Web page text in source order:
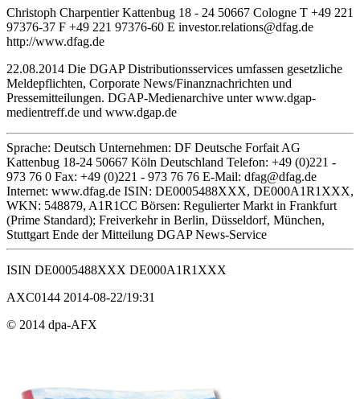
Christoph Charpentier Kattenbug 18 - 24 50667 Cologne T +49 221
97376-37 F +49 221 97376-60 E investor.relations@dfag.de
http://www.dfag.de
22.08.2014 Die DGAP Distributionsservices umfassen gesetzliche
Meldepflichten, Corporate News/Finanznachrichten und
Pressemitteilungen. DGAP-Medienarchive unter www.dgap-
medientreff.de und www.dgap.de
Sprache: Deutsch Unternehmen: DF Deutsche Forfait AG
Kattenbug 18-24 50667 Köln Deutschland Telefon: +49 (0)221 -
973 76 0 Fax: +49 (0)221 - 973 76 76 E-Mail: dfag@dfag.de
Internet: www.dfag.de ISIN: DE0005488XXX, DE000A1R1XXX,
WKN: 548879, A1R1CC Börsen: Regulierter Markt in Frankfurt
(Prime Standard); Freiverkehr in Berlin, Düsseldorf, München,
Stuttgart Ende der Mitteilung DGAP News-Service
ISIN DE0005488XXX DE000A1R1XXX
AXC0144 2014-08-22/19:31
© 2014 dpa-AFX